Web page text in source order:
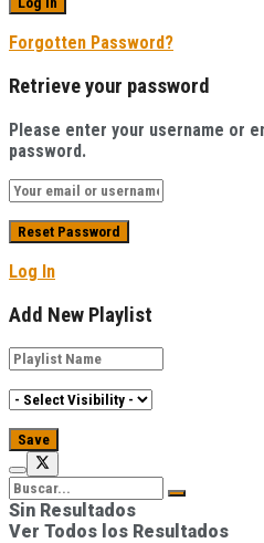
Forgotten Password?
Retrieve your password
Please enter your username or
password.
Log In
Add New Playlist
Sin Resultados
Ver Todos los Resultados